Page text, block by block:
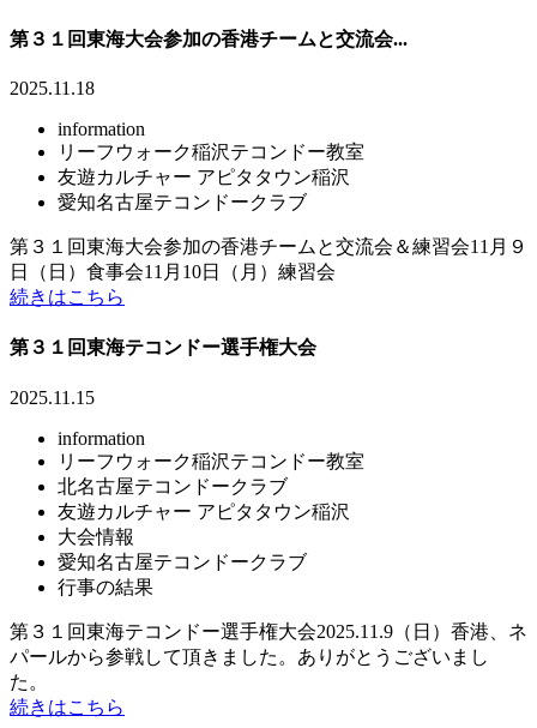
第３１回東海大会参加の香港チームと交流会...
2025.11.18
information
リーフウォーク稲沢テコンドー教室
友遊カルチャー アピタタウン稲沢
愛知名古屋テコンドークラブ
第３１回東海大会参加の香港チームと交流会＆練習会11月９
日（日）食事会11月10日（月）練習会
続きはこちら
第３１回東海テコンドー選手権大会
2025.11.15
information
リーフウォーク稲沢テコンドー教室
北名古屋テコンドークラブ
友遊カルチャー アピタタウン稲沢
大会情報
愛知名古屋テコンドークラブ
行事の結果
第３１回東海テコンドー選手権大会2025.11.9（日）香港、ネ
パールから参戦して頂きました。ありがとうございまし
た。
続きはこちら